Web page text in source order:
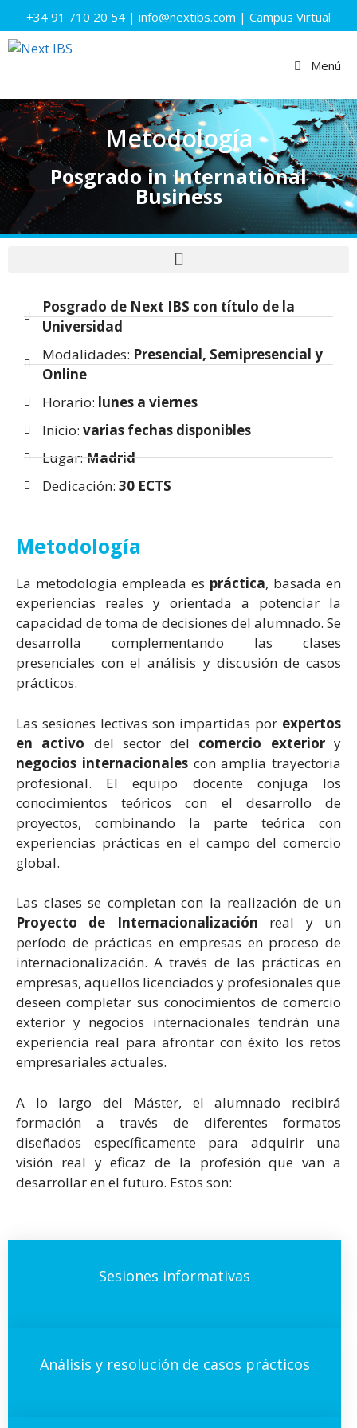
+34 91 710 20 54 | info@nextibs.com | Campus Virtual
Menú
Metodología
Posgrado in International
Business
Posgrado de Next IBS con título de la
Universidad
Modalidades: Presencial, Semipresencial y
Online
Horario:lunesaviernes
Inicio:varias fechas disponibles
Lugar:Madrid
Dedicación: 30 ECTS
Metodología
La metodología empleada es práctica, basada en
experiencias reales y orientada a potenciar la
capacidad de toma de decisiones del alumnado. Se
desarrolla complementando las clases
presenciales con el análisis y discusión de casos
prácticos.
Las sesiones lectivas son impartidas por expertos
en activo del sector del comercio exteriory
negocios internacionales con amplia trayectoria
profesional. El equipo docente conjuga los
conocimientos teóricos con el desarrollo de
proyectos, combinando la parte teórica con
experiencias prácticas en el campo del comercio
global.
Las clases se completan con la realización de un
Proyecto de Internacionalización real y un
período de prácticas en empresas en proceso de
internacionalización. A través de las prácticas en
empresas, aquellos licenciados y profesionales que
deseen completar sus conocimientos de comercio
exterior y negocios internacionales tendrán una
experiencia real para afrontar con éxito los retos
empresariales actuales.
A lo largo del Máster, el alumnado recibirá
formación a través de diferentes formatos
diseñados específicamente para adquirir una
visión real y eficaz de la profesión que van a
desarrollar en el futuro. Estos son:
Sesiones informativas
Análisis y resolución de casos prácticos